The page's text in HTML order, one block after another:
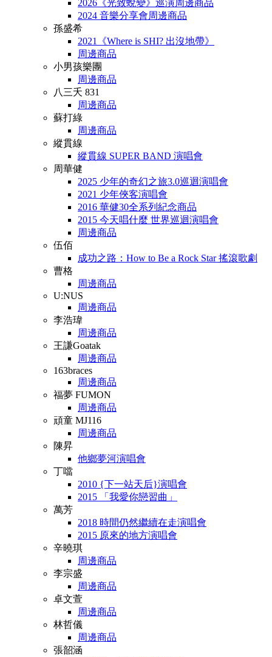
2026《光致蛻變》巡演周邊商品
2024 音樂分享會周邊商品
孫盛希
2021《Where is SHI? 出沒地帶》
周邊商品
小男孩樂團
周邊商品
八三夭 831
周邊商品
蘇打綠
周邊商品
縱貫線
縱貫線 SUPER BAND 演唱會
周華健
2025 少年的奇幻之旅3.0巡迴演唱會
2021 少年俠客演唱會
2016 華健30全系列紀念商品
2015 今天唱什麼 世界巡迴演唱會
周邊商品
伍佰
成功之路：How to Be a Rock Star 搖滾歌劇
曹格
周邊商品
U:NUS
周邊商品
李浩瑋
周邊商品
王謙Goatak
周邊商品
163braces
周邊商品
福夢 FUMON
周邊商品
頑童 MJ116
周邊商品
陳昇
他鄉夢河演唱會
丁噹
2010 {下一站天后}演唱會
2015 「我愛你戀習曲」
萬芳
2018 時間仍然繼續在走演唱會
2015 原來的地方演唱會
辛曉琪
周邊商品
李宗盛
周邊商品
卓文萱
周邊商品
林哲儀
周邊商品
張韶涵